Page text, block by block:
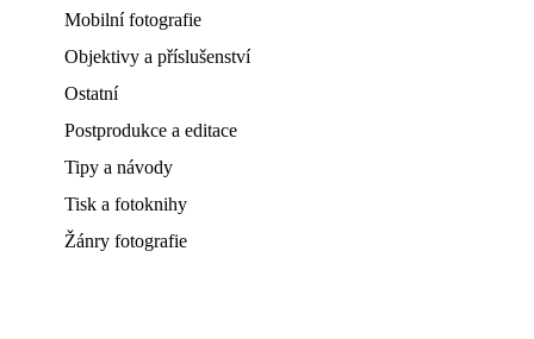
Mobilní fotografie
Objektivy a příslušenství
Ostatní
Postprodukce a editace
Tipy a návody
Tisk a fotoknihy
Žánry fotografie